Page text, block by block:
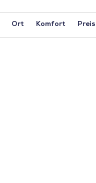
Ort Komfort